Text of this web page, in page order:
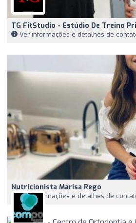
TG FitStudio - Estúdio De Treino
Ver informações e detalhes de
Nutricionista Marisa Rego
Ver informações e detalhes de